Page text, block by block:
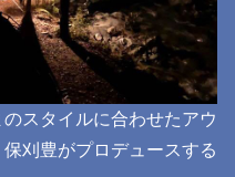
スタイルに合わせたアウ
刈豊がプロデュースする